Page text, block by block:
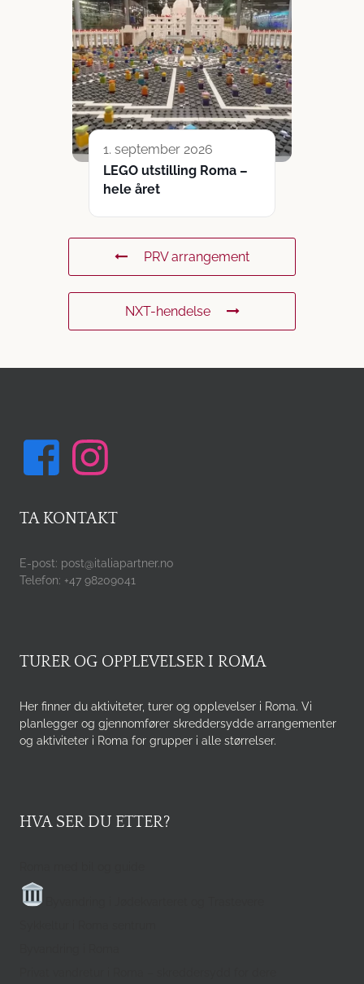
1. september 2026
LEGO utstilling Roma –
hele året
PRV arrangement
NXT-hendelse
TA KONTAKT
E-post: post@italiapartner.no
Telefon: +47 98209041
TURER OG OPPLEVELSER I ROMA
Her finner du aktiviteter, turer og opplevelser i Roma. Vi
planlegger og gjennomfører skreddersydde arrangementer
og aktiviteter i Roma for grupper i alle størrelser.
HVA SER DU ETTER?